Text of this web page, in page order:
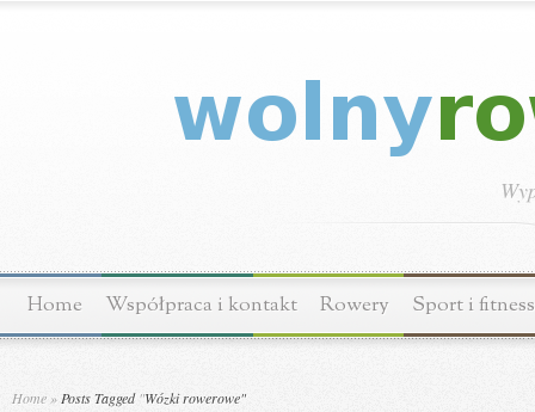
Home Współpraca i kontakt Rowery Sport i fitness
Home » Posts Tagged"Wózki rowerowe"